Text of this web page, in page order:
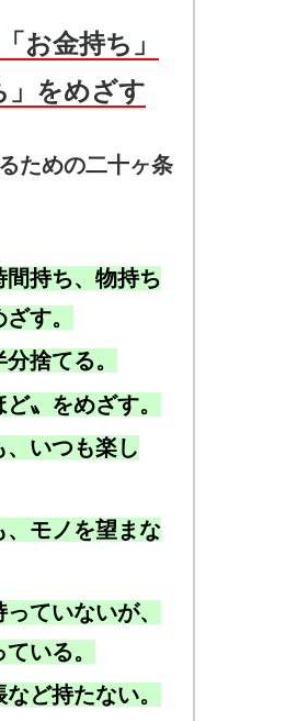
お金持ち」
」をめざす
ための二十ヶ条
間持ち、物持ち
す。
捨てる。
〟をめざす。
、いつも楽し
、モノを望まな
ていないが、
いる。
ど持たない。